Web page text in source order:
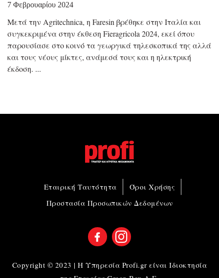
7 Φεβρουαρίου 2024
Μετά την Agritechnica, η Faresin βρέθηκε στην Ιταλία και
συγκεκριμένα στην έκθεση Fieragricola 2024, εκεί όπου
παρουσίασε στο κοινό τα γεωργικά τηλεσκοπικά της αλλά
και τους νέους μίκτες, ανάμεσά τους και η ηλεκτρική
έκδοση.
Εταιρική Ταυτότητα
Όροι Χρήσης
Προστασία Προσωπικών Δεδομένων
Copyright © 2023 | Η Υπηρεσία Profi.gr είναι Ιδιοκτησία